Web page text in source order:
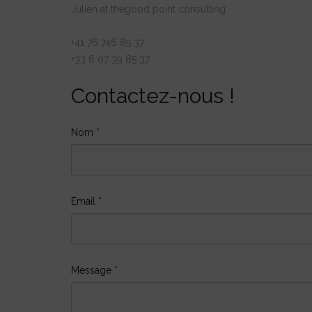
Julien at thegood point consulting
+41 76 746 85 37
+33 6 07 39 85 37
Contactez-nous !
Nom *
Email *
Message *